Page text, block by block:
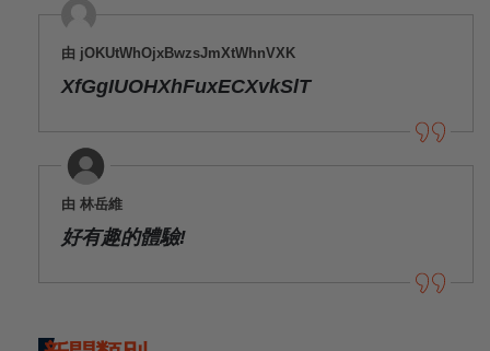
由 jOKUtWhOjxBwzsJmXtWhnVXK
XfGgIUOHXhFuxECXvkSlT
由 林岳維
好有趣的體驗!